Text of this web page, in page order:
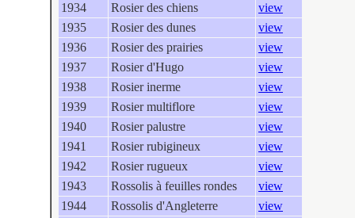
1934
Rosier des chiens
view
1935
Rosier des dunes
view
1936
Rosier des prairies
view
1937
Rosier d'Hugo
view
1938
Rosier inerme
view
1939
Rosier multiflore
view
1940
Rosier palustre
view
1941
Rosier rubigineux
view
1942
Rosier rugueux
view
1943
Rossolis à feuilles rondes
view
1944
Rossolis d'Angleterre
view